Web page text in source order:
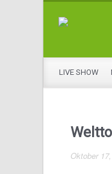
LIVE SHOW
Oktober